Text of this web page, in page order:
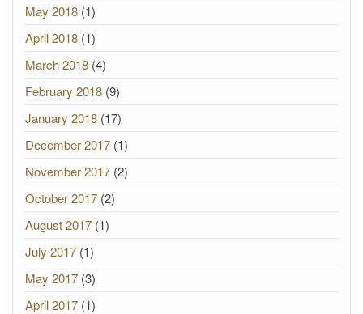
May 2018 (1)
April 2018 (1)
March 2018 (4)
February 2018 (9)
January 2018 (17)
December 2017 (1)
November 2017 (2)
October 2017 (2)
August 2017 (1)
July 2017 (1)
May 2017 (3)
April 2017 (1)